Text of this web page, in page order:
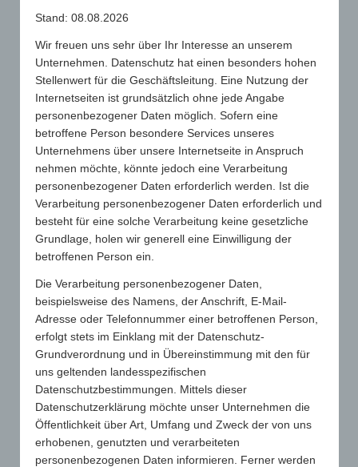
E-Mail*
Telefon
Betreff
Nachricht*
Ich akzeptiere die Datenschutzbestimmungen für dieses
Kontakt-Formular*
Stand: 08.08.2026
Wir freuen uns sehr über Ihr Interesse an unserem
Unternehmen. Datenschutz hat einen besonders hohen
Stellenwert für die Geschäftsleitung. Eine Nutzung der
Internetseiten ist grundsätzlich ohne jede Angabe
personenbezogener Daten möglich. Sofern eine
betroffene Person besondere Services unseres
Unternehmens über unsere Internetseite in Anspruch
nehmen möchte, könnte jedoch eine Verarbeitung
personenbezogener Daten erforderlich werden. Ist die
Verarbeitung personenbezogener Daten erforderlich und
besteht für eine solche Verarbeitung keine gesetzliche
Grundlage, holen wir generell eine Einwilligung der
betroffenen Person ein.
Die Verarbeitung personenbezogener Daten,
beispielsweise des Namens, der Anschrift, E-Mail-
Adresse oder Telefonnummer einer betroffenen Person,
erfolgt stets im Einklang mit der Datenschutz-
Grundverordnung und in Übereinstimmung mit den für
uns geltenden landesspezifischen
Datenschutzbestimmungen. Mittels dieser
Datenschutzerklärung möchte unser Unternehmen die
Öffentlichkeit über Art, Umfang und Zweck der von uns
erhobenen, genutzten und verarbeiteten
personenbezogenen Daten informieren. Ferner werden